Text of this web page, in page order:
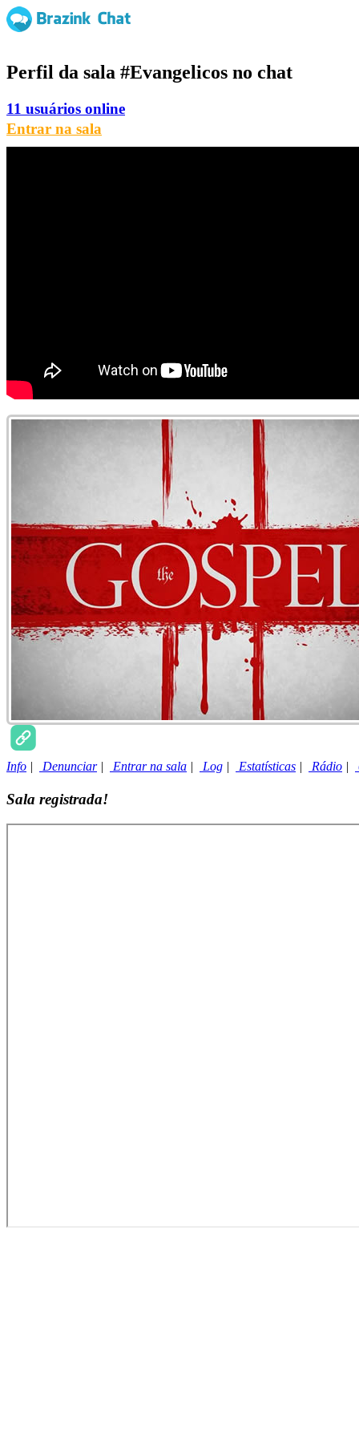
Perfil da sala #Evangelicos no chat
11 usuários online
Entrar na sala
Info | Denunciar| Entrar na sala | Log | Estatísticas | Rádio |
Sala registrada!